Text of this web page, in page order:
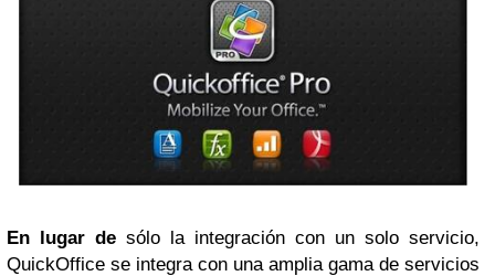
En lugar de sólo la integración con un solo servicio,
QuickOffice se integra con una amplia gama de servicios